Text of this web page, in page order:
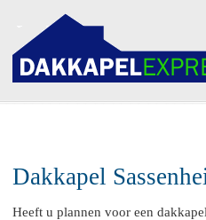
Navigation
Dakkapel
Heeft u plannen voor een